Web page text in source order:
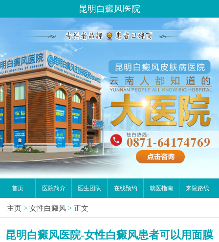
昆明白癜风医院
首页 医院简介 医生团队 在线预约 就医指南 来院路线
主页 > 女性白癜风 > 正文
昆明白癜风医院-女性白癜风患者可以用面膜